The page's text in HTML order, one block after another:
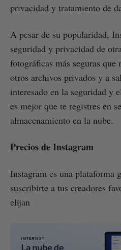
privacidad y tratamiento de
A pesar de su popularidad,
seguridad y privacidad de
fotográficas más seguras que
otros archivos privados y a
interesado en la seguridad y
es mejor que te registres en
almacenamiento en la nube.
Precios de Instagram
Instagram es una plataforma
suscribirte a tus creadores
elijan